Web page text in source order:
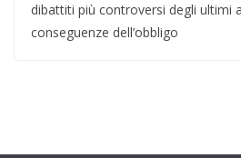
dibattiti più controversi degli ultimi
conseguenze dell’obbligo